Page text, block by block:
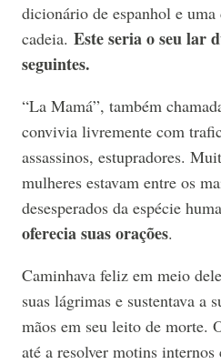
dicionário de espanhol e uma
cadeia. Este seria o seu lar
seguintes.
“La Mamá”, também
convivia livremente com
assassinos, estupradores.
mulheres estavam entre os
desesperados da espécie
oferecia suas orações.
Caminhava feliz em meio
suas lágrimas e sustentava a
mãos em seu leito de morte.
até a resolver motins internos